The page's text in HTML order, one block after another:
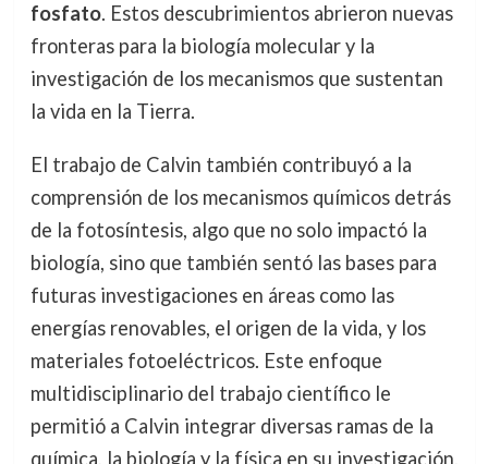
fosfato. Estos descubrimientos abrieron nuevas
fronteras para la biología molecular y la
investigación de los mecanismos que sustentan
la vida en la Tierra.
El trabajo de Calvin también contribuyó a la
comprensión de los mecanismos químicos detrás
de la fotosíntesis, algo que no solo impactó la
biología, sino que también sentó las bases para
futuras investigaciones en áreas como las
energías renovables, el origen de la vida, y los
materiales fotoeléctricos. Este enfoque
multidisciplinario del trabajo científico le
permitió a Calvin integrar diversas ramas de la
química, la biología y la física en su investigación.